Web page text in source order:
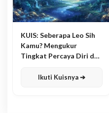
KUIS: Seberapa Leo Sih
Kamu? Mengukur
Tingkat Percaya Diri dan
Ikuti Kuisnya ➔